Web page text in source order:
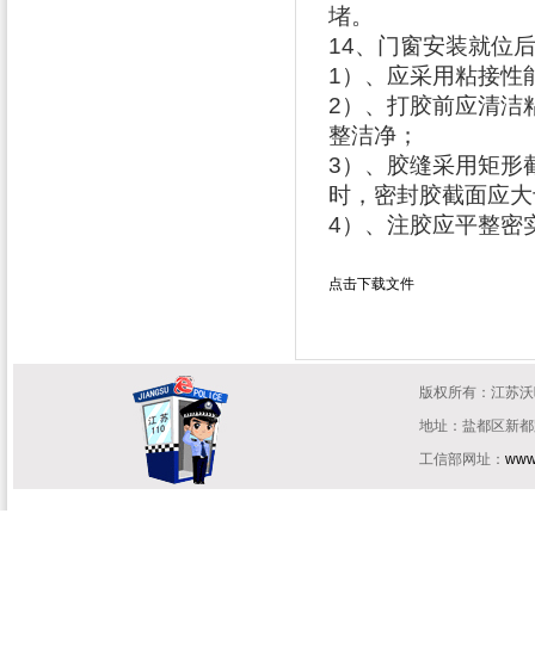
堵。
14、门窗安装就位
1）、应采用粘接性
2）、打胶前应清洁
整洁净；
3）、胶缝采用矩形
时，密封胶截面应
4）、注胶应平整密
点击下载文件
版权所有：江苏
地址：盐都区新
工信部网址：